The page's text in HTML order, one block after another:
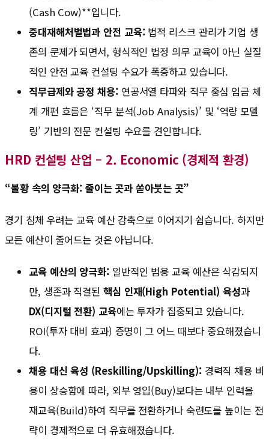
(Cash Cow)**입니다.
중대재해처벌법과 안전 교육:법적 리스크 관리가 기업 생
존의 문제가 되면서, 형식적인 법정 의무 교육이 아닌 실질
적인 안전 교육 컨설팅 수요가 폭증하고 있습니다.
직무급제와 공정 채용:연공서열 타파와 직무 중심 임금 체
계 개편 흐름은 ‘직무 분석(Job Analysis)’ 및 ‘역량 모델
링’ 기반의 전문 컨설팅 수요를 견인합니다.
HRD 컨설팅 산업 – 2. Economic (경제적 환경)
“불황 속의 양극화: 줄이는 곳과 쏟아붓는 곳”
경기 침체 우려는 교육 예산 감축으로 이어지기 쉽습니다. 하지만
모든 예산이 줄어드는 것은 아닙니다.
교육 예산의 양극화:일반적인 범용 교육 예산은 삭감되지
만, 생존과 직결된 핵심 인재(High Potential) 육성과
DX(디지털 전환) 교육에는 투자가 집중되고 있습니다.
ROI(투자 대비 효과) 증명이 그 어느 때보다 중요해졌습니
다.
채용 대신 육성 (Reskilling/Upskilling):경력직 채용 비
용이 상승함에 따라, 외부 영입(Buy)보다는 내부 인력을
재교육(Build)하여 직무를 전환하거나 숙련도를 높이는 전
략이 경제적으로 더 유효해졌습니다.